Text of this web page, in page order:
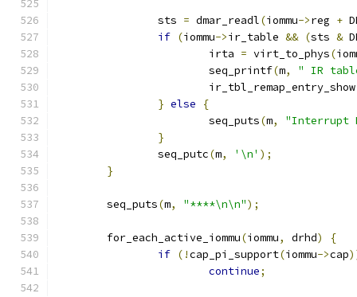
		sts
= dmar_readl(iommu->reg +
if (iommu->ir_table && (sts &
			irta
= virt_to_phys(
			seq_printf
(m,
" IR
			ir_tbl_remap_entry_show
} else
{
			seq_puts
(m,
"Interrupt
}
		seq_putc
(m, '\n' );
}
	seq_puts
(m, "****\n\n");
	for_each_active_iommu
(iommu, drhd)
{
if (!cap_pi_support(iommu->cap
continue;